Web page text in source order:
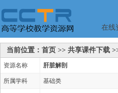
在线
当前位置：首页 >> 共享课件下载
资源名称 肝脏解剖
所属学科 基础类